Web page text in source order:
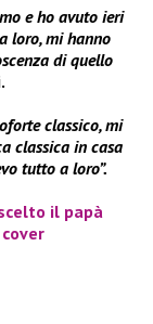
e ho avuto ieri
loro, mi hanno
di quello
classico, mi
classica in casa
tutto a loro”.
il papà